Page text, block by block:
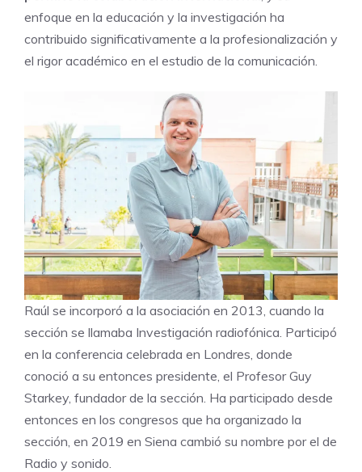
enfoque en la educación y la investigación ha
contribuido significativamente a la profesionalización y
el rigor académico en el estudio de la comunicación.
Raúl se incorporó a la asociación en 2013, cuando la
sección se llamaba Investigación radiofónica. Participó
en la conferencia celebrada en Londres, donde
conoció a su entonces presidente, el Profesor Guy
Starkey, fundador de la sección. Ha participado desde
entonces en los congresos que ha organizado la
sección, en 2019 en Siena cambió su nombre por el de
Radio y sonido.